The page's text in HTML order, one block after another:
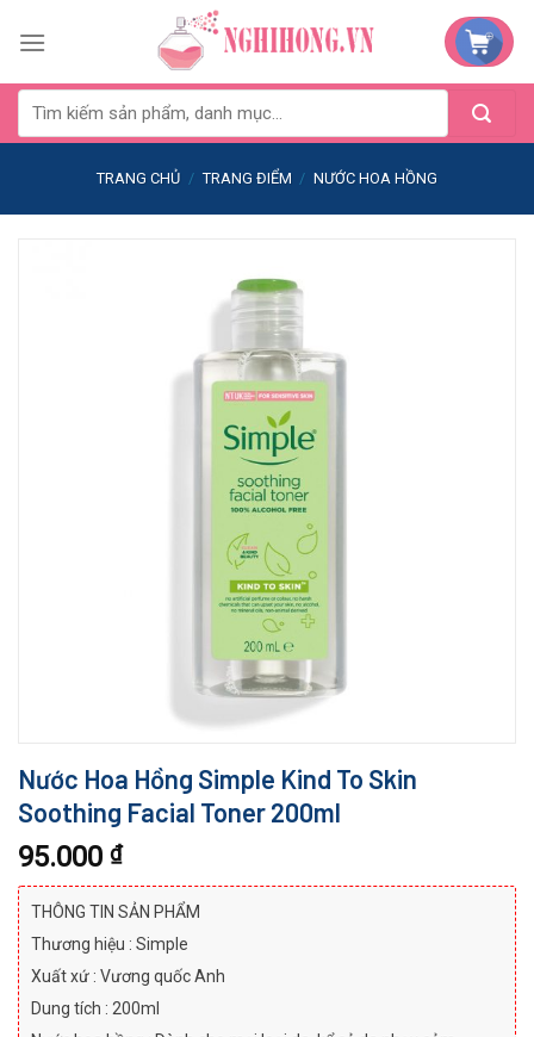
TRANG CHỦ / TRANG ĐIỂM / NƯỚC HOA HỒNG
Nước Hoa Hồng Simple Kind To Skin
Soothing Facial Toner 200ml
95.000 ₫
THÔNG TIN SẢN PHẨM
Thương hiệu : Simple
Xuất xứ : Vương quốc Anh
Dung tích : 200ml